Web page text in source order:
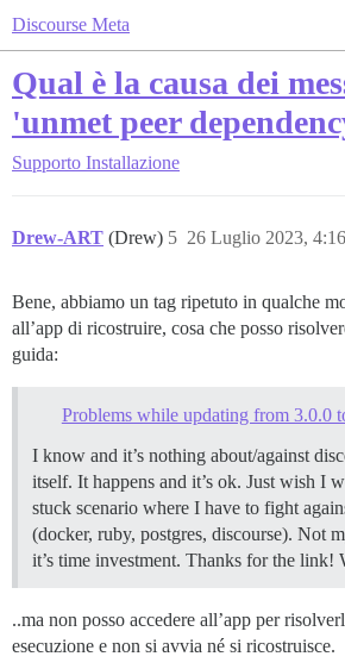
Discourse Meta
Qual è la causa dei
'unmet peer
Supporto Installazione
Drew-ART (Drew) 26 Luglio 2023,
5
Bene, abbiamo un tag ripetuto in qualche
all’app di ricostruire, cosa che posso
guida:
Problems while updating from 3.0.0
I know and it’s nothing about/against
itself. It happens and it’s ok. Just wish I
stuck scenario where I have to fight
(docker, ruby, postgres, discourse). Not
it’s time investment. Thanks for the link!
..ma non posso accedere all’app per
esecuzione e non si avvia né si ricostruisce.